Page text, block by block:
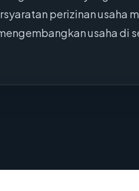
perizinan usaha
usaha di